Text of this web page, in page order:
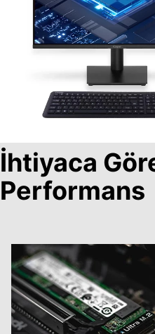
İhtiyaca
Performans